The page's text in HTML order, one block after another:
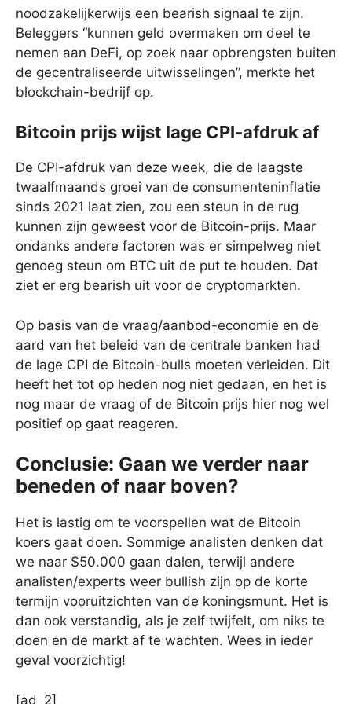
noodzakelijkerwijs een bearish signaal te zijn.
Beleggers “kunnen geld overmaken om deel te
nemen aan DeFi, op zoek naar opbrengsten buiten
de gecentraliseerde uitwisselingen”, merkte het
blockchain-bedrijf op.
Bitcoin prijs wijst lage CPI-afdruk af
De CPI-afdruk van deze week, die de laagste
twaalfmaands groei van de consumenteninflatie
sinds 2021 laat zien, zou een steun in de rug
kunnen zijn geweest voor de Bitcoin-prijs. Maar
ondanks andere factoren was er simpelweg niet
genoeg steun om BTC uit de put te houden. Dat
ziet er erg bearish uit voor de cryptomarkten.
Op basis van de vraag/aanbod-economie en de
aard van het beleid van de centrale banken had
de lage CPI de Bitcoin-bulls moeten verleiden. Dit
heeft het tot op heden nog niet gedaan, en het is
nog maar de vraag of de Bitcoin prijs hier nog wel
positief op gaat reageren.
Conclusie: Gaan we verder naar
beneden of naar boven?
Het is lastig om te voorspellen wat de Bitcoin
koers gaat doen. Sommige analisten denken dat
we naar $50.000 gaan dalen, terwijl andere
analisten/experts weer bullish zijn op de korte
termijn vooruitzichten van de koningsmunt. Het is
dan ook verstandig, als je zelf twijfelt, om niks te
doen en de markt af te wachten. Wees in ieder
geval voorzichtig!
[ad_2]